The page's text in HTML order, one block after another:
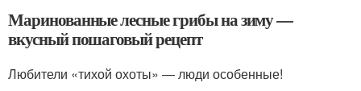
Маринованные лесные грибы на зиму —
вкусный пошаговый рецепт
Любители «тихой охоты» — люди особенные!